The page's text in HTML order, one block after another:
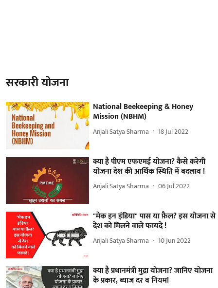
सरकारी योजना
National Beekeeping & Honey
Mission (NBHM)
Anjali Satya Sharma 18 Jul 2022
क्या है पीएम एफएमई योजना? कैसे करेगी
योजना देश की आर्थिक स्थिति में बदलाव !
Anjali Satya Sharma 06 Jul 2022
"मेक इन इंडिया" पास या फ़ैल? इस योजना से
देश को मिलने वाले फायदे !
Anjali Satya Sharma 10 Jun 2022
क्या है प्रधानमंत्री मुद्रा योजना? जानिए योजना
के प्रकार, ब्याज दर व नियम!